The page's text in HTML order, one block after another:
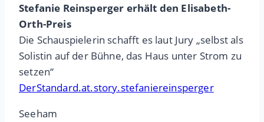
Stefanie Reinsperger erhält den Elisabeth-
Orth-Preis
Die Schauspielerin schafft es laut Jury „selbst als
Solistin auf der Bühne, das Haus unter Strom zu
setzen“
DerStandard.at.story.stefaniereinsperger
Seeham